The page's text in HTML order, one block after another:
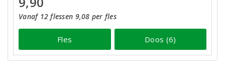
Vanaf 12 flessen 9,08 per fles
Fles Doos (6)